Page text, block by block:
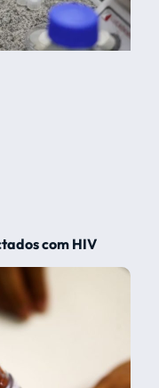
com HIV